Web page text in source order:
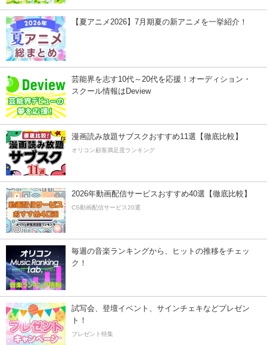
【夏アニメ2026】7月期夏の新アニメを一挙紹介！
芸能界を志す10代～20代を応援！オーディション・
スクール情報はDeview
漫画読み放題サブスクおすすめ11選【徹底比較】
オリコン顧客満足度ランキング
2026年動画配信サービスおすすめ40選【徹底比較】
CS動画配信サービス20選
毎週の音楽ランキングから、ヒットの推移をチェッ
ク！
試写会、登壇イベント、サインチェキなどプレゼン
ト！
プレゼント特集